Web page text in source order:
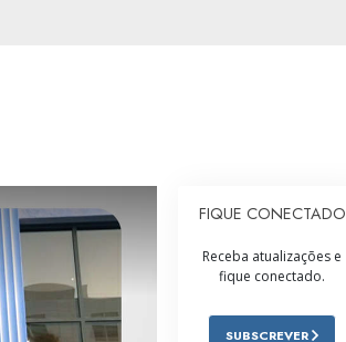
IntrodutóriosAjudas para Doenças e Ferimentos
Integridade e Honestidade
A Escala de Tom Emocional
FIQUE CONECTADO
Receba atualizações e
fique conectado.
SUBSCREVER